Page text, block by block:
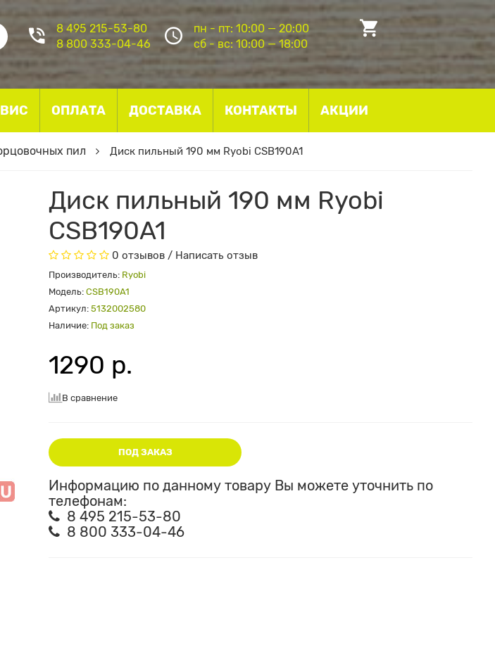
8 495 215-53-80
8 800 333-04-46
пн - пт: 10:00 — 20:00
сб - вс: 10:00 — 18:00
ОПЛАТА ДОСТАВКА КОНТАКТЫ АКЦИИ
пил Диск пильный 190 мм Ryobi CSB190A1
Диск пильный 190 мм Ryobi
CSB190A1
0 отзывов / Написать отзыв
Производитель: Ryobi
Модель: CSB190A1
Артикул: 5132002580
Наличие: Под заказ
1290 р.
В сравнение
ПОД ЗАКАЗ
Информацию по данному товару Вы можете уточнить по
телефонам:
8 495 215-53-80
8 800 333-04-46